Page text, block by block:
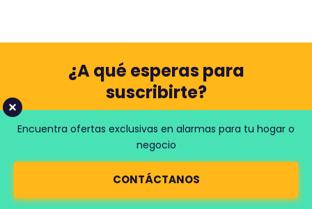
Encuentra ofertas exclusivas en alarmas para tu hogar o
negocio
CONTÁCTANOS
¿A qué esperas para
suscribirte?
últimas noticias, consejos para ahorrar o artículos
de actualidad que sin duda te interesarán.